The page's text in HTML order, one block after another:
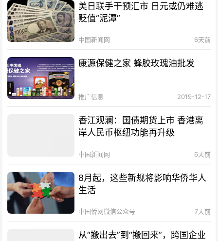
美日联手干预汇市 日元或仍难逃
贬值“泥潭”
中国新闻网 6天前
康源保健之家 蜂胶玫瑰油批发
推广信息 2019-12-17
香江观澜：国债期货上市 香港离
岸人民币枢纽功能再升级
中国新闻网 6天前
8月起，这些新规将影响华侨华人
生活
中国侨网微信公众号 7天前
从“搬出去”到“搬回来”，跨国企业